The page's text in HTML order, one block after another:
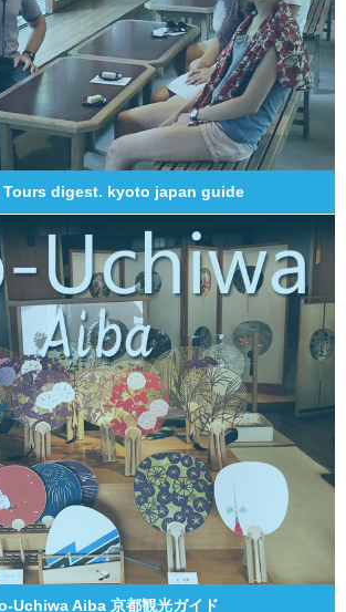
Tours digest. kyoto japan guide
Uchiwa Aiba 京都観光ガイド